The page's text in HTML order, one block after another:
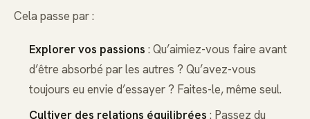
Cela passe par :
Explorer vos passions : Qu’aimiez-vous faire avant
d’être absorbé par les autres ? Qu’avez-vous
toujours eu envie d’essayer ? Faites-le, même seul.
Cultiver des relations équilibrées : Passez du